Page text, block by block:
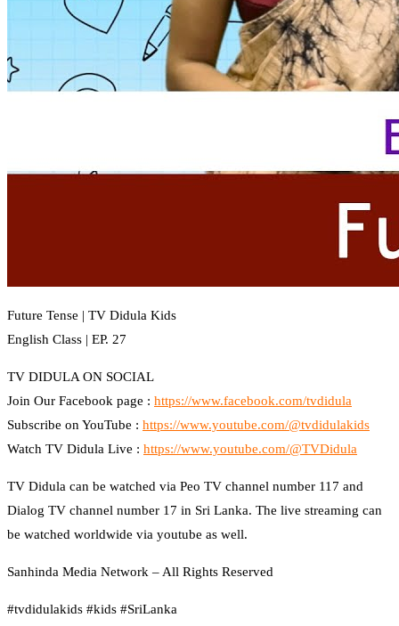
Future Tense | TV Didula Kids
English Class | EP. 27
TV DIDULA ON SOCIAL
Join Our Facebook page : https://www.facebook.com/tvdidula
Subscribe on YouTube : https://www.youtube.com/@tvdidulakids
Watch TV Didula Live : https://www.youtube.com/@TVDidula
TV Didula can be watched via Peo TV channel number 117 and
Dialog TV channel number 17 in Sri Lanka. The live streaming can
be watched worldwide via youtube as well.
Sanhinda Media Network – All Rights Reserved
#tvdidulakids #kids #SriLanka